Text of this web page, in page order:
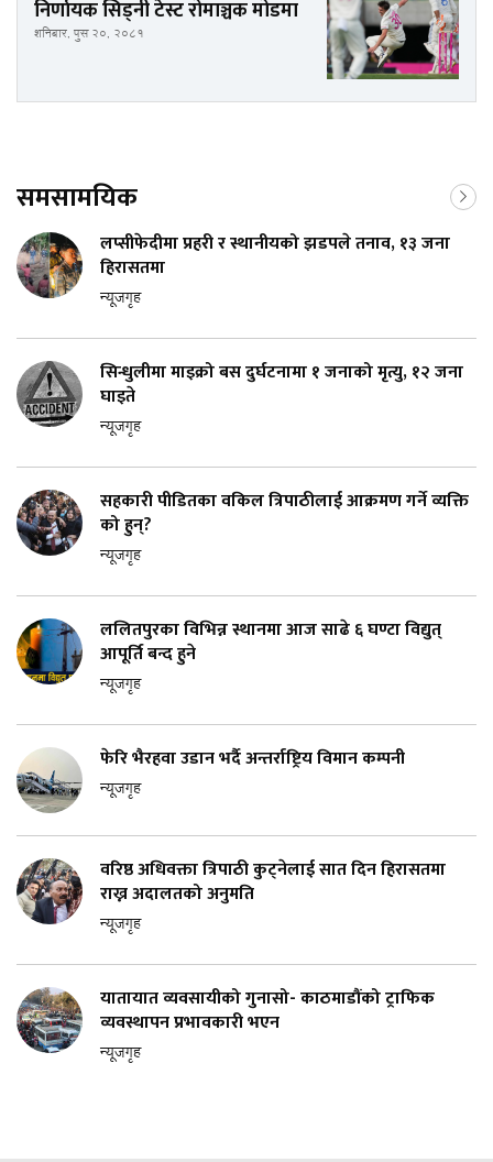
निर्णायक सिड्नी टेस्ट रोमाञ्चक मोडमा
शनिबार, पुस २०, २०८१
समसामयिक
लप्सीफेदीमा प्रहरी र स्थानीयको झडपले तनाव, १३ जना
हिरासतमा
न्यूजगृह
सिन्धुलीमा माइक्रो बस दुर्घटनामा १ जनाको मृत्यु, १२ जना
घाइते
न्यूजगृह
सहकारी पीडितका वकिल त्रिपाठीलाई आक्रमण गर्ने व्यक्ति
को हुन्?
न्यूजगृह
ललितपुरका विभिन्न स्थानमा आज साढे ६ घण्टा विद्युत्
आपूर्ति बन्द हुने
न्यूजगृह
फेरि भैरहवा उडान भर्दै अन्तर्राष्ट्रिय विमान कम्पनी
न्यूजगृह
वरिष्ठ अधिवक्ता त्रिपाठी कुट्नेलाई सात दिन हिरासतमा
राख्न अदालतको अनुमति
न्यूजगृह
यातायात व्यवसायीको गुनासो- काठमाडौंको ट्राफिक
व्यवस्थापन प्रभावकारी भएन
न्यूजगृह